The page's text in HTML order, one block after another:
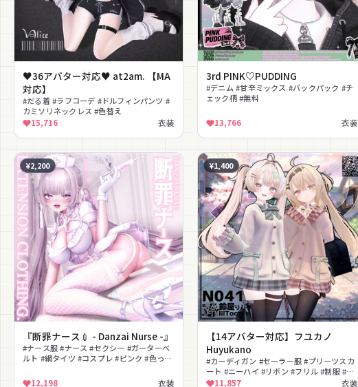
♥36アバター対応♥ at2am. 【MA
対応】
#だる着 #ラフコーデ #ドルフィンパンツ #
カミソリネックレス #色替え
15,716
衣装
3rd PINK♡PUDDING
#デニム #甘辛ミックス #バックパック #チ
ェック柄 #無料
13,766 衣装
¥2,200
『断罪ナース💉 - Danzai Nurse -』
#ナース服 #ナース #セクシー #ガーターベ
ルト #網タイツ #コスプレ #ピンク #色っぽ
12,198
衣装
¥1,400
【14アバター対応】フユカノ
Huyukano
#カーディガン #セーラー服 #プリーツスカ
ート #ニーハイ #リボン #フリル #制服 #学
生服 #ガーリー #学園
11,857 衣装